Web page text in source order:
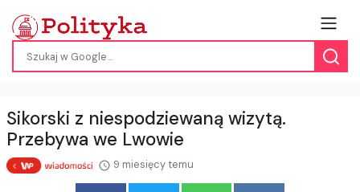
Sikorski z niespodziewaną wizytą.
Przebywa we Lwowie
9 miesięcy temu